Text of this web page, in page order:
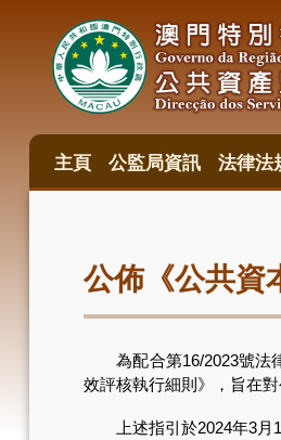
目
主頁 公監局資訊 法律法
公佈《公共資
為配合第16/2023號法律
效評核執行細則》，旨在
上述指引於2024年3月